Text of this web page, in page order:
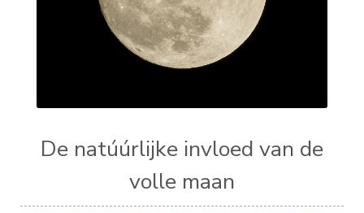
De natúúrlijke invloed van de
volle maan